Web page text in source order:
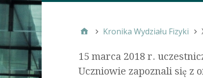
Kronika Wydziału Fizyki
15 marca 2018 r.
Uczniowie zapoznali się z